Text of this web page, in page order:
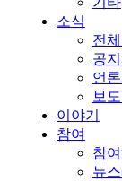
소식
전체
공
언
보
이야기
참여
참여
뉴